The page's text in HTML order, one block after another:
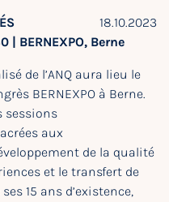
18.10.2023
| BERNEXPO, Berne
de l’ANQ aura lieu le
BERNEXPO à Berne.
sessions
aux
de la qualité
et le transfert de
15 ans d’existence,